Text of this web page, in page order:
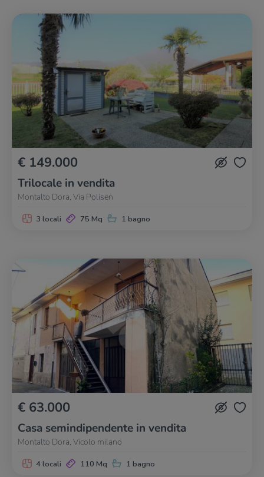
€ 149.000
Trilocale in vendita
Montalto Dora, Via Polisen
3 locali 75 Mq 1 bagno
€ 63.000
Casa semindipendente in vendita
Montalto Dora, Vicolo milano
4 locali 110 Mq 1 bagno